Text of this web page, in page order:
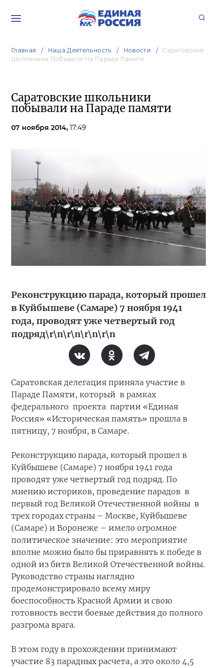
Главная Наша Деятельность Новости
Саратовские
Школьники Побывали На Параде Памяти
Саратовские школьники
побывали на Параде памяти
07 ноября 2014, 17:49
Реконструкцию парада, который прошел
в Куйбышеве (Самаре) 7 ноября 1941
года, проводят уже четвертый год
подряд\r\n\r\n\r\n\r\n
Саратовская делегация приняла участие в
Параде Памяти, который в рамках
федерального проекта партии «Единая
Россия» «Историческая память» прошла в
пятницу, 7 ноября, в Самаре.
Реконструкцию парада, который прошел в
Куйбышеве (Самаре) 7 ноября 1941 года
проводят уже четвертый год подряд. По
мнению историков, проведение парадов в
первый год Великой Отечественной войны в
трех городах страны – Москве, Куйбышеве
(Самаре) и Воронеже – имело огромное
политическое значение: это мероприятие
вполне можно было бы приравнять к победе в
одной из битв Великой Отечественной войны.
Руководство страны наглядно
продемонстрировало всему миру
боеспособность Красной Армии и свою
готовность вести боевые действия до полного
разгрома врага.
В этом году в прохождении принимают
участие 83 парадных расчета, а это около 4,5